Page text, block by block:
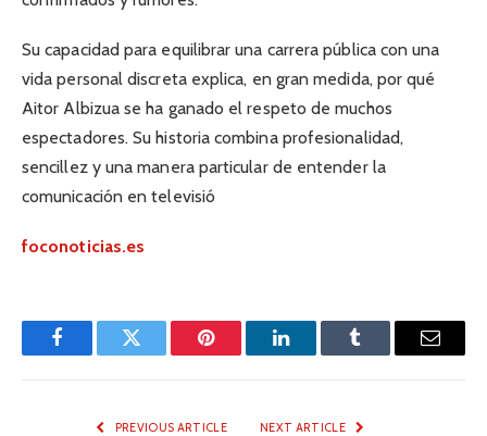
Su capacidad para equilibrar una carrera pública con una
vida personal discreta explica, en gran medida, por qué
Aitor Albizua se ha ganado el respeto de muchos
espectadores. Su historia combina profesionalidad,
sencillez y una manera particular de entender la
comunicación en televisió
foconoticias.es
FacebookTwitter Pinterest LinkedInTumblr Email
PREVIOUS ARTICLE NEXT ARTICLE